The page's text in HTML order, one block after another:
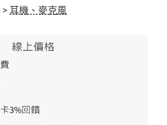
> 耳機、麥克風